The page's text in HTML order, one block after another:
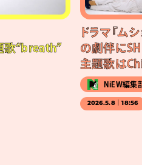
歌“breath”
ドラマ『ム
の劇伴に
主題歌は
NiEW編集
2026.5.8｜18:56